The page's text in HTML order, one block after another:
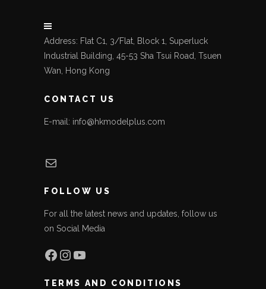
Address: Flat C1, 3/Flat, Block 1, Superluck
Industrial Building, 45-53 Sha Tsui Road, Tsuen
Wan, Hong Kong
CONTACT US
E-mail: info@hkmodelplus.com
Mail
FOLLOW US
For all the latest news and updates, follow us
on Social Media
Facebook
Instagram
YouTube
TERMS AND CONDITIONS